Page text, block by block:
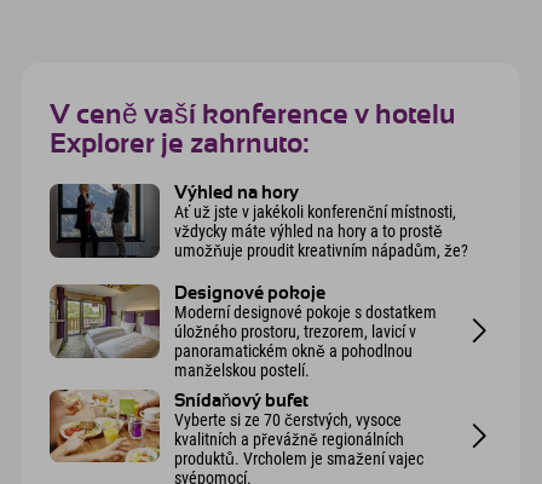
V ceně vaší konference v hotelu
Explorer je zahrnuto:
Výhled na hory
Ať už jste v jakékoli konferenční místnosti,
vždycky máte výhled na hory a to prostě
umožňuje proudit kreativním nápadům, že?
Designové pokoje
Moderní designové pokoje s dostatkem
úložného prostoru, trezorem, lavicí v
panoramatickém okně a pohodlnou
manželskou postelí.
Snídaňový bufet
Vyberte si ze 70 čerstvých, vysoce
kvalitních a převážně regionálních
produktů. Vrcholem je smažení vajec
svépomocí.